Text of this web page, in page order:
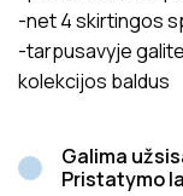
-net 4 skirtingos
-tarpusavyje
kolekcijos baldus
Galima
Pristatymo